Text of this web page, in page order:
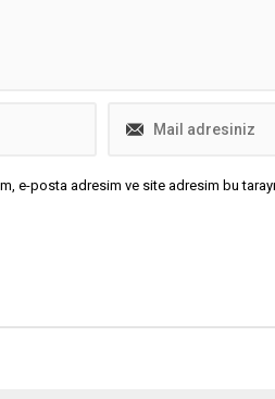
e-posta adresim ve site adresim bu